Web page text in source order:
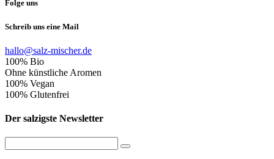
Folge uns
Schreib uns eine Mail
hallo@salz-mischer.de
100% Bio
Ohne künstliche Aromen
100% Vegan
100% Glutenfrei
Der salzigste Newsletter